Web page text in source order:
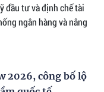
đầu tư và định chế tài
ngân hàng và nâng
2026, công bố lộ